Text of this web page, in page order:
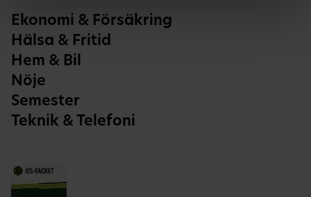
Ekonomi & Försäkring
Hälsa & Fritid
Hem & Bil
Nöje
Semester
Teknik & Telefoni